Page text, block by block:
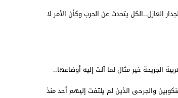
العازل..الكل يتحدث عن الحرب وكأن الأمر لا
الجريحة خير مثال لما آلت إليه أوضاعها..
والجرحى الذين لم يلتفت إليهم أحد منذ